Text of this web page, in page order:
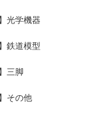
光学機器
鉄道模型
三脚
その他